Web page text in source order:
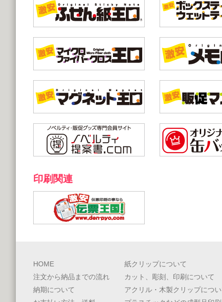
印刷関連
HOME
注文から納品までの流れ
納期について
紙クリップについて
カット、彫刻、印刷について
アクリル・木製クリップにつ